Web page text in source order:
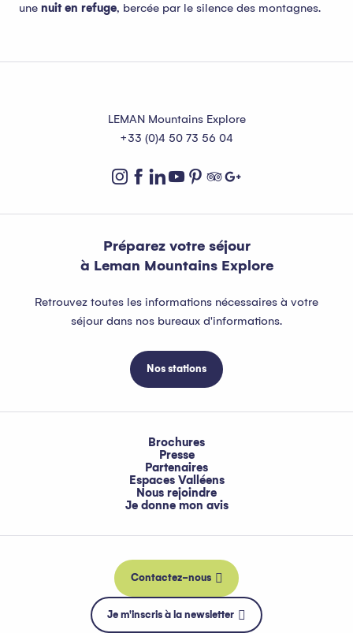
une nuit en refuge, bercée par le silence des montagnes.
LEMAN Mountains Explore
+33 (0)4 50 73 56 04
Préparez votre séjour
à Leman Mountains Explore
Retrouvez toutes les informations nécessaires à votre
séjour dans nos bureaux d'informations.
Nos stations
Brochures
Presse
Partenaires
Espaces Valléens
Nous rejoindre
Je donne mon avis
Contactez-nous
Je m'inscris à la newsletter